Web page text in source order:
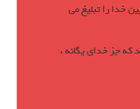
خدا را تبليغ مي
که جز خدای يگانه ،